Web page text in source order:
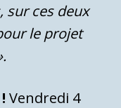
sur ces deux
le projet
Vendredi 4